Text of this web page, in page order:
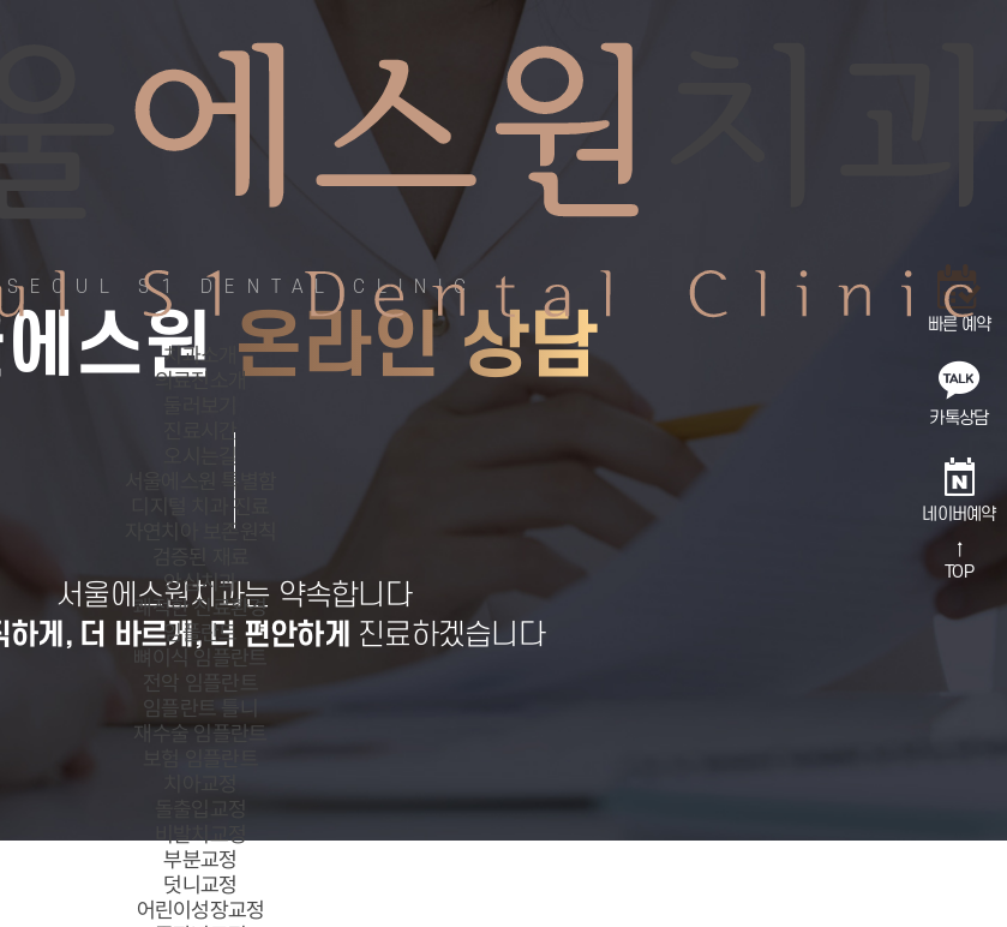
빠른 예약
카톡상담
네이버예약
↑
TOP
치과소개
의료진소개
진료시간
오시는길
서울에스원 특별함
디지털 치과 진료
자연치아 보존원칙
안심치과
쾌적한 진료환경
임플란트
뼈이식 임플란트
전악 임플란트
임플란트 틀니
재수술 임플란트
돌출입교정
부분교정
덧니교정
어린이성장교정
S1 DENTAL CLINIC
스원 온라인 상담
서울에스원치과는 약속합니다
하게, 더 바르게, 더 편안하게
진료하겠습니다